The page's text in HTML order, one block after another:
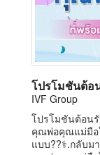
โปรโมชันต้อ
IVF Group
โปรโมชันต้อน
คุณพ่อคุณแม่มือ
แบบ??‍⚕️.กลับม